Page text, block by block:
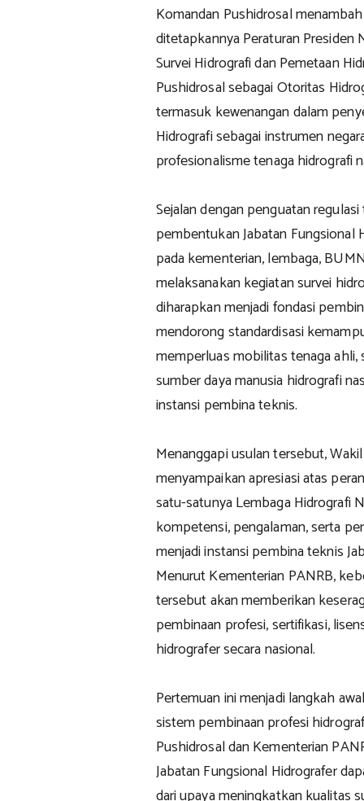
Komandan Pushidrosal
ditetapkannya Peraturan Presiden
Survei Hidrografi dan Pemetaan
Pushidrosal sebagai Otoritas
termasuk kewenangan dalam
Hidrografi sebagai instrumen
profesionalisme tenaga hidrografi
Sejalan dengan penguatan
pembentukan Jabatan Fungsional
pada kementerian, lembaga,
melaksanakan kegiatan survei
diharapkan menjadi fondasi
mendorong standardisasi
memperluas mobilitas tenaga
sumber daya manusia hidrografi
instansi pembina teknis.
Menanggapi usulan tersebut,
menyampaikan apresiasi atas
satu-satunya Lembaga Hidrografi
kompetensi, pengalaman, serta
menjadi instansi pembina teknis
Menurut Kementerian PANRB,
tersebut akan memberikan
pembinaan profesi, sertifikasi,
hidrografer secara nasional.
Pertemuan ini menjadi langkah
sistem pembinaan profesi
Pushidrosal dan Kementerian
Jabatan Fungsional Hidrografer